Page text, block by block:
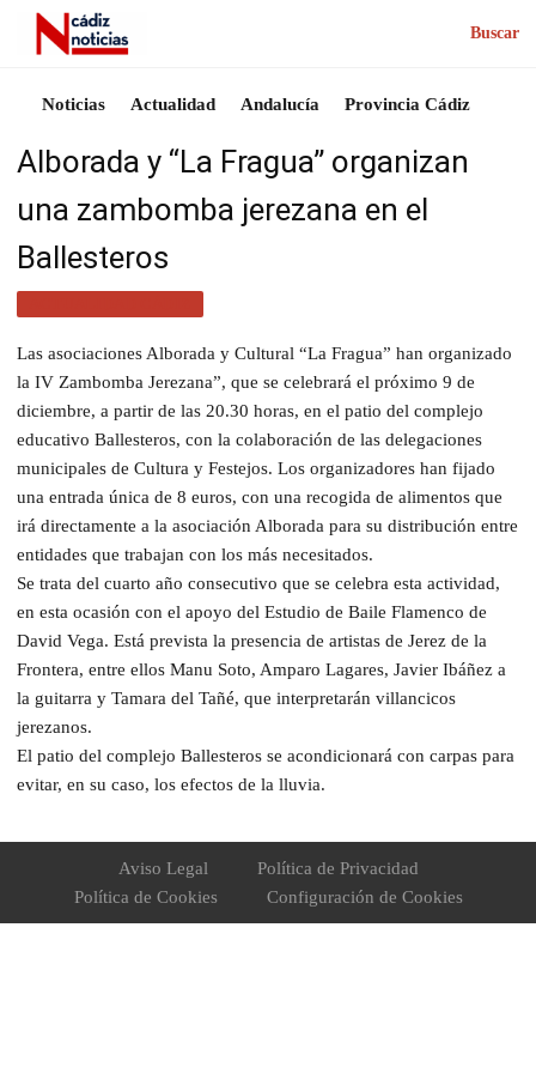
Buscar
Noticias Actualidad Andalucía Provincia Cádiz
Alborada y “La Fragua” organizan
una zambomba jerezana en el
Ballesteros
Las asociaciones Alborada y Cultural “La Fragua” han organizado
la IV Zambomba Jerezana”, que se celebrará el próximo 9 de
diciembre, a partir de las 20.30 horas, en el patio del complejo
educativo Ballesteros, con la colaboración de las delegaciones
municipales de Cultura y Festejos. Los organizadores han fijado
una entrada única de 8 euros, con una recogida de alimentos que
irá directamente a la asociación Alborada para su distribución entre
entidades que trabajan con los más necesitados.
Se trata del cuarto año consecutivo que se celebra esta actividad,
en esta ocasión con el apoyo del Estudio de Baile Flamenco de
David Vega. Está prevista la presencia de artistas de Jerez de la
Frontera, entre ellos Manu Soto, Amparo Lagares, Javier Ibáñez a
la guitarra y Tamara del Tañé, que interpretarán villancicos
jerezanos.
El patio del complejo Ballesteros se acondicionará con carpas para
evitar, en su caso, los efectos de la lluvia.
Aviso Legal
Política de Privacidad
Política de Cookies
Configuración de Cookies